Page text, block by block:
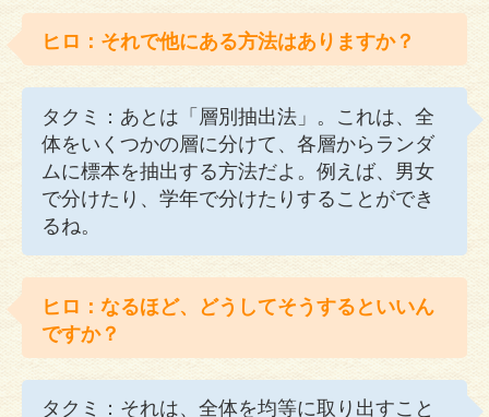
ヒロ：それで他にある方法はありますか？
タクミ：あとは「層別抽出法」。これは、全
体をいくつかの層に分けて、各層からランダ
ムに標本を抽出する方法だよ。例えば、男女
で分けたり、学年で分けたりすることができ
るね。
ヒロ：なるほど、どうしてそうするといいん
ですか？
タクミ：それは、全体を均等に取り出すこと